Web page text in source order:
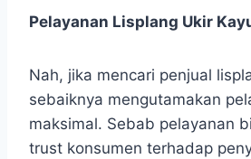
Pelayanan Lisplang Ukir
Nah, jika mencari penjual
sebaiknya mengutamakan
maksimal. Sebab pelayanan
trust konsumen terhadap